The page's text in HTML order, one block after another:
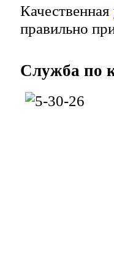
Качественная
правильно
Служба по